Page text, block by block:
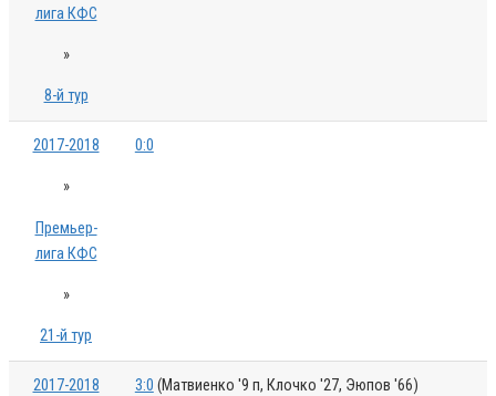
лига КФС
»
8-й тур
2017-2018
»
Премьер-
лига КФС
»
21-й тур
0:0
2017-2018 3:0 (Матвиенко '9 п, Клочко '27, Эюпов '66)